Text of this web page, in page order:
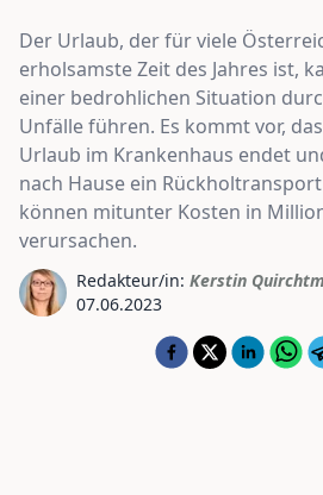
Der Urlaub, der für viele
erholsamste Zeit des Jahres ist,
einer bedrohlichen Situation
Unfälle führen. Es kommt vor,
Urlaub im Krankenhaus endet
nach Hause ein
können mitunter Kosten in
verursachen.
Redakteur/in: Kerstin
07.06.2023